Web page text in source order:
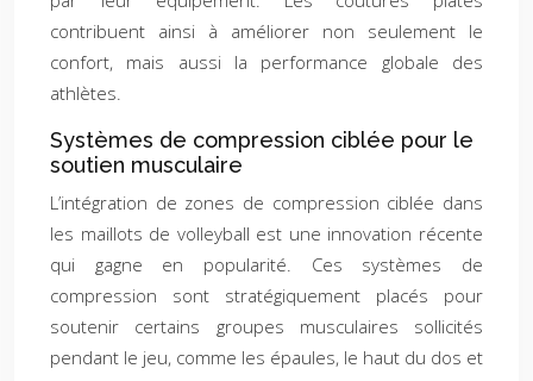
contribuent ainsi à améliorer non seulement le
confort, mais aussi la performance globale des
athlètes.
Systèmes de compression ciblée pour le
soutien musculaire
L’intégration de zones de compression ciblée dans
les maillots de volleyball est une innovation récente
qui gagne en popularité. Ces systèmes de
compression sont stratégiquement placés pour
soutenir certains groupes musculaires sollicités
pendant le jeu, comme les épaules, le haut du dos et